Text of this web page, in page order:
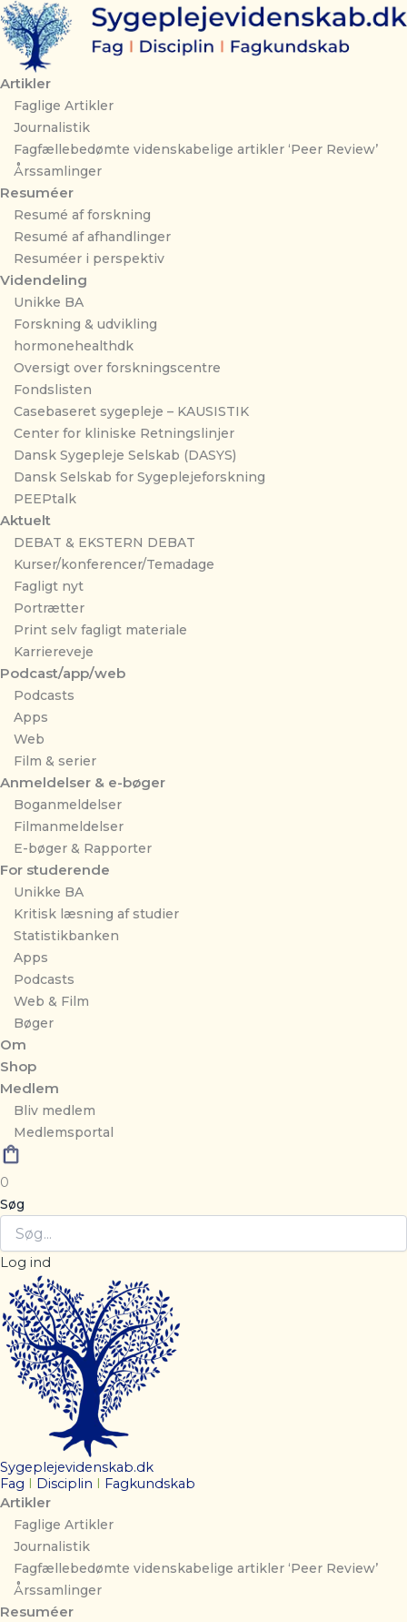
Gå
til
indholdet
Artikler
Faglige Artikler
Journalistik
Fagfællebedømte videnskabelige artikler ‘Peer Review’
Årssamlinger
Resuméer
Resumé af forskning
Resumé af afhandlinger
Resuméer i perspektiv
Videndeling
Unikke BA
Forskning & udvikling
hormonehealthdk
Oversigt over forskningscentre
Fondslisten
Casebaseret sygepleje – KAUSISTIK
Center for kliniske Retningslinjer
Dansk Sygepleje Selskab (DASYS)
Dansk Selskab for Sygeplejeforskning
PEEPtalk
Aktuelt
DEBAT & EKSTERN DEBAT
Kurser/konferencer/Temadage
Fagligt nyt
Portrætter
Print selv fagligt materiale
Karriereveje
Podcast/app/web
Podcasts
Apps
Web
Film & serier
Anmeldelser & e-bøger
Boganmeldelser
Filmanmeldelser
E-bøger & Rapporter
For studerende
Unikke BA
Kritisk læsning af studier
Statistikbanken
Apps
Podcasts
Web & Film
Bøger
Om
Shop
Medlem
Bliv medlem
Medlemsportal
0
Søg
Log ind
Sygeplejevidenskab.dk
Fag
Disciplin Fagkundskab
Artikler
Faglige Artikler
Journalistik
Fagfællebedømte videnskabelige artikler ‘Peer Review’
Årssamlinger
Resuméer